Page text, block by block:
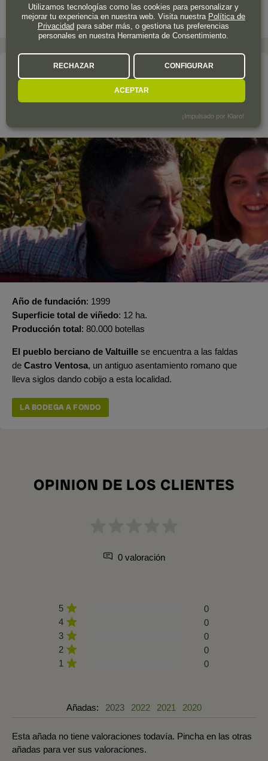
VINOS VALTUILLE
Año de fundación 1999
Superficie total de viñedo 12 ha.
Producción total 80.000 botellas
El pueblo berciano de Valtuille se encuentra a las faldas
de Castro Ventosa, un antiguo asentamiento romano que
lleva siglos dando cobijo a esta localidad.
LA BODEGA A FONDO
OPINION DE LOS CLIENTES
0 valoración
5
0
4
0
3
0
2
0
1
0
Añadas: 2023 2022 2021 2020
Esta añada no tiene valoraciones todavía. Pincha en las otras
añadas para ver sus valoraciones.
Utilizamos tecnologías como las cookies para personalizar y
mejorar tu experiencia en nuestra web. Visita nuestra Política de
Privacidadpara saber más, o gestiona tus preferencias
personales en nuestra Herramienta de Consentimiento.
RECHAZAR CONFIGURAR
ACEPTAR
¡Impulsado por Klaro!